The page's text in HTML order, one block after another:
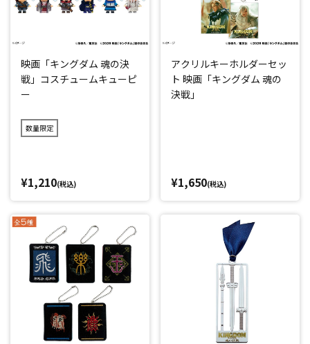
映画「キングダム 魂の決
戦」コスチュームキューピ
ー
数量限定
¥1,210(税込)
アクリルキーホルダーセッ
ト 映画「キングダム 魂の
決戦」
¥1,650(税込)